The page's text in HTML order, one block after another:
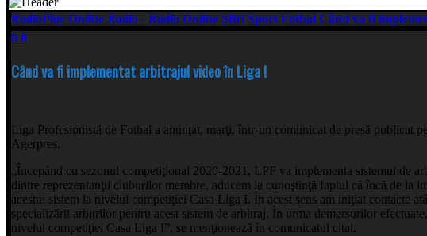
RadioPlay Online Radio - Radio Online Știri Sport Fotbal Când va fi
0 0
Când va fi implementat arbitrajul video în Liga I
Liga Profesionistă de Fotbal a anunţat, marţi, într-un comunicat de presă
Agerpres.
„Începând cu sezonul competiţional 2020-2021, LPF va implementa sistemul de
dintre reprezentanţii cluburilor membre, aducem la cunoştinţă faptul că încă de la
acestui sistem la nivelul competiţiei Casa Liga I. În acest sens am iniţiat contacte
specializării arbitrilor pentru acest sistem de arbitraj. În urma demersurilor
nivelul competiţiei Casa Liga I”, se menţionează în comunicatul citat.